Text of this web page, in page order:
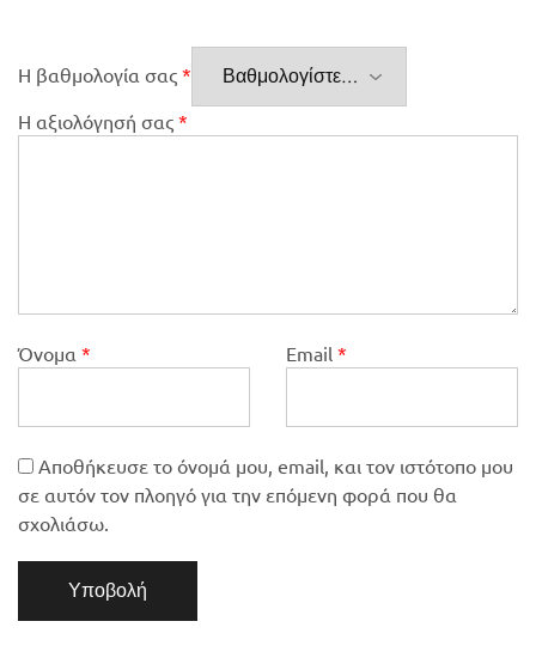
Η βαθμολογία σας *
Η αξιολόγησή σας *
Όνομα * Email *
Αποθήκευσε το όνομά μου, email, και τον ιστότοπο μου
σε αυτόν τον πλοηγό για την επόμενη φορά που θα
σχολιάσω.